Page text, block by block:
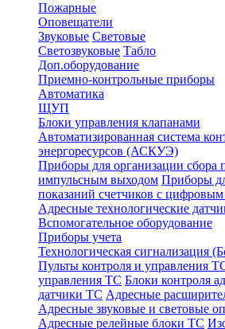
Пожарные
Оповещатели
Звуковые Световые
Светозвуковые Табло
Доп.оборудование
Приемно-контрольные приборы
Автоматика
ЩУП
Блоки управления клапанами
Автоматизированная система
энергоресурсов (АСКУЭ)
Приборы для организации сбора
импульсным выходом Приборы
показаний счетчиков с
Адресные технологические
Вспомогательное оборудование
Приборы учета
Технологическая сигнализация
Пульты контроля и управления
управления ТС Блоки контроля
датчики ТС Адресные
Адресные звуковые и световые
Адресные релейные блоки ТС